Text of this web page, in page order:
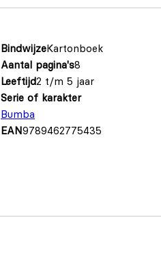
BindwijzeKartonboek
Aantal pagina's8
Leeftijd2 t/m 5 jaar
Serie of karakter
Bumba
EAN9789462775435